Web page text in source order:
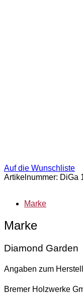
Auf die Wunschliste
Artikelnummer: DiGa
Marke
Marke
Diamond Garden
Angaben zum
Bremer Holzwerke